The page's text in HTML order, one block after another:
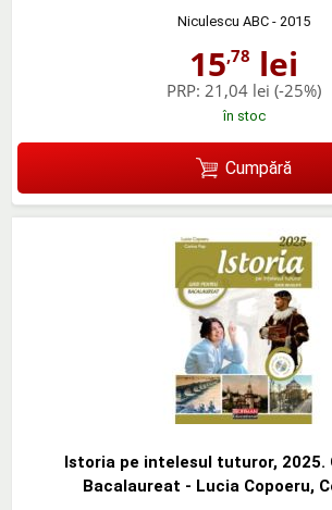
Niculescu ABC - 2015
15,78 lei
PRP: 21,04 lei (-25%)
în stoc
Cumpără
Istoria pe intelesul tuturor, 2025.
Bacalaureat - Lucia Copoeru,